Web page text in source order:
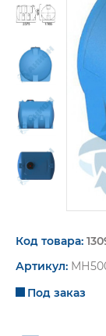
Код товара:
Артикул:
Под заказ